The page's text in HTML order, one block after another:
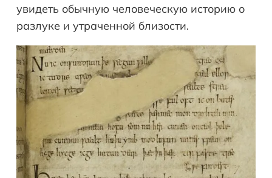
увидеть обычную человеческую историю о
разлуке и утраченной близости.